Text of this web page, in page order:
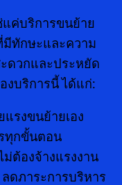
ค่บริการขนย้าย
มีทักษะและความ
ดวกและประหยัด
งบริการนี้ ได้แก่:
แรงขนย้ายเอง
ทุกขั้นตอน
ม่ต้องจ้างแรงงาน
ดภาระการบริหาร